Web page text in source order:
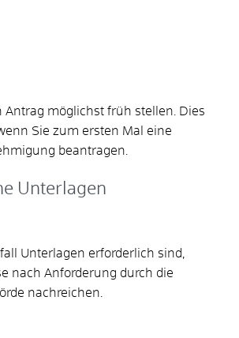
Antrag möglichst früh stellen. Dies
Sie zum ersten Mal eine
beantragen.
Unterlagen
Unterlagen erforderlich sind,
nach Anforderung durch die
nachreichen.